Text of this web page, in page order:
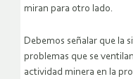
miran para otro lado.
Debemos señalar que la
problemas que se
actividad minera en la